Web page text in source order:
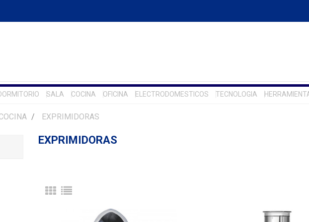
SALA COCINA OFICINA ELECTRODOMESTICOS TECNOLOGIA
EXPRIMIDORAS
EXPRIMIDORAS